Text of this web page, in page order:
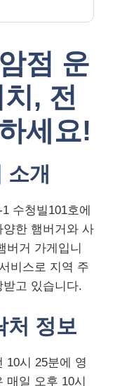
점 운
, 전
세요!
소개
수청빌101호에
한 햄버거와 사
버거 가게입니
비스로 지역 주
고 있습니다.
처 정보
10시 25분에 영
매일 오후 10시